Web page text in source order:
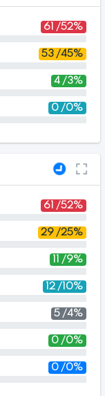
61 /52%
53 /45%
4 /3%
0 /0%
61 /52%
29 /25%
11 /9%
12 /10%
5 /4%
0 /0%
0 /0%